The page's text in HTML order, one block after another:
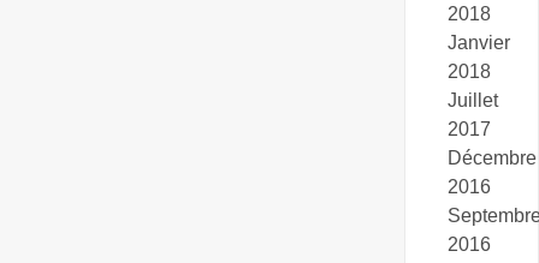
2018
Janvier
2018
Juillet
2017
Décembre
2016
2016